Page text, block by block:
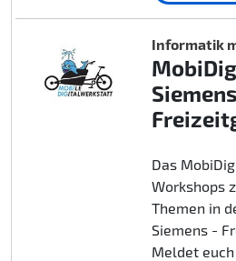
Informatik
Das
Workshops
Themen in
Siemens -
Meldet